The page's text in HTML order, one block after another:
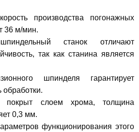
производства погонажных
36 м/мин.
станок отличают
так как станина является
шпинделя гарантирует
обработки.
покрыт слоем хрома, толщина
0,3 мм.
функционирования этого